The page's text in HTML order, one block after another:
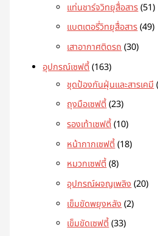
แท่นชาร์จวิทยุสื่อสาร 51
แบตเตอรี่วิทยุสื่อสาร 49
เสาอากาศติดรถ 30
อุปกรณ์เซฟตี้ 163
ชุดป้องกันฝุ่นและสารเคมี
ถุงมือเซฟตี้ 23
รองเท้าเซฟตี้ 10
หน้ากากเซฟตี้ 18
หมวกเซฟตี้ 8
อุปกรณ์ผจญเพลิง 20
เข็มขัดพยุงหลัง 2
เข็มขัดเซฟตี้ 33